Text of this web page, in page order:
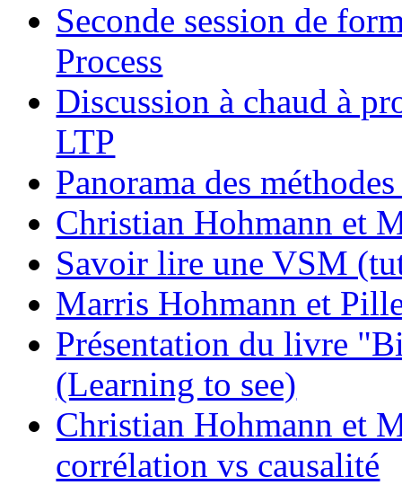
Seconde session de
Process
Discussion à chaud à
LTP
Panorama des
Christian Hohmann et
Savoir lire une VSM
Marris Hohmann et
Présentation du livre
(Learning to see)
Christian Hohmann et
corrélation vs causalité